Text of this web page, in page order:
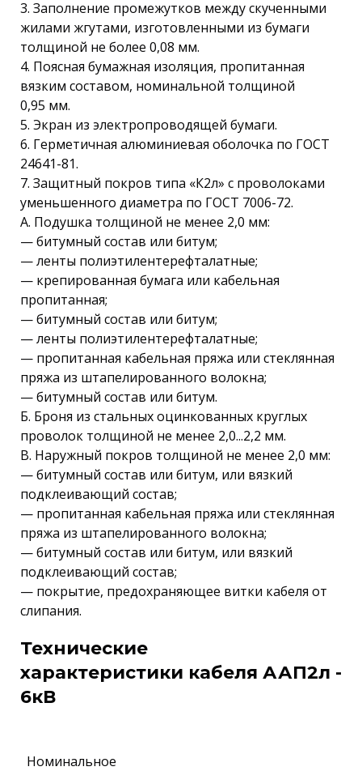
3. Заполнение промежутков между скученными
жилами жгутами, изготовленными из бумаги
толщиной не более 0,08 мм.
4. Поясная бумажная изоляция, пропитанная
вязким составом, номинальной толщиной
0,95 мм.
5. Экран из электропроводящей бумаги.
6. Герметичная алюминиевая оболочка по ГОСТ
24641-81.
7. Защитный покров типа «К2л» с проволоками
уменьшенного диаметра по ГОСТ 7006-72.
А. Подушка толщиной не менее 2,0 мм:
— битумный состав или битум;
— ленты полиэтилентерефталатные;
— крепированная бумага или кабельная
пропитанная;
— битумный состав или битум;
— ленты полиэтилентерефталатные;
— пропитанная кабельная пряжа или стеклянная
пряжа из штапелированного волокна;
— битумный состав или битум.
Б. Броня из стальных оцинкованных круглых
проволок толщиной не менее 2,0...2,2 мм.
В. Наружный покров толщиной не менее 2,0 мм:
— битумный состав или битум, или вязкий
подклеивающий состав;
— пропитанная кабельная пряжа или стеклянная
пряжа из штапелированного волокна;
— битумный состав или битум, или вязкий
подклеивающий состав;
— покрытие, предохраняющее витки кабеля от
слипания.
Технические
характеристики кабеля ААП2л -
6кВ
Номинальное